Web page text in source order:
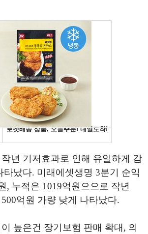
년 기저효과로 인해 유일하게 감
타났다. 미래에셋생명 3분기 순익
, 누적은 1019억원으으로 작년
억원 가량 낮게 나타났다.
높은건 장기보험 판매 확대, 의